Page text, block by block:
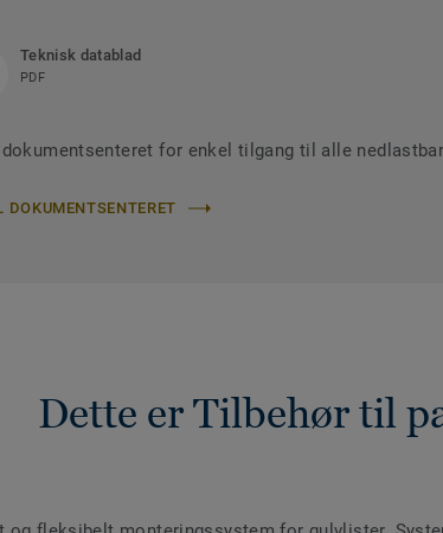
Teknisk datablad
PDF
for enkel tilgang til alle
DOKUMENTSENTERET
Dette er Tilbehør til